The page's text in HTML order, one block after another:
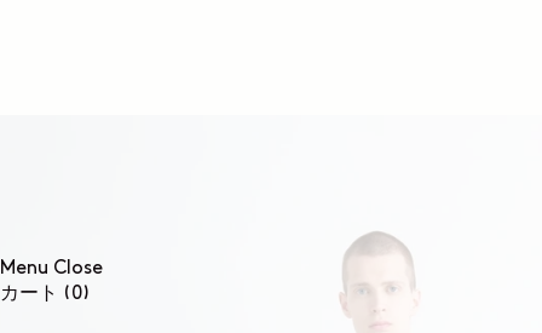
Menu Close
カート
(0)